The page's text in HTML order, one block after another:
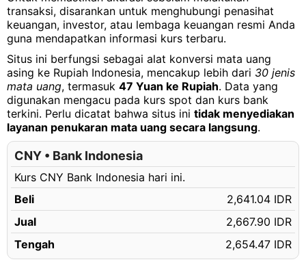
47.07 CNY
Rp124,854.12 IDR
47.08 CNY
Rp124,880.64 IDR
47.09 CNY
Rp124,907.17 IDR
47.10 CNY
Rp124,933.69 IDR
47.11 CNY
Rp124,960.22 IDR
47.12 CNY
Rp124,986.74 IDR
47.13 CNY
47.14 CNY
Rp125,039.79 IDR
47.15 CNY
Rp125,066.32 IDR
47.16 CNY
Rp125,092.84 IDR
47.17 CNY
Rp125,119.37 IDR
transaksi, disarankan untuk menghubungi penasihat
keuangan, investor, atau lembaga keuangan resmi Anda
guna mendapatkan informasi kurs terbaru.
Situs ini berfungsi sebagai alat konversi mata uang
asing ke Rupiah Indonesia, mencakup lebih dari 30 jenis
mata uang, termasuk 47 Yuan ke Rupiah. Data yang
digunakan mengacu pada kurs spot dan kurs bank
terkini. Perlu dicatat bahwa situs ini tidak menyediakan
layanan penukaran mata uang secara langsung.
CNY • Bank Indonesia
Kurs CNY Bank Indonesia hari ini.
Beli
2,641.04 IDR
Jual
2,667.90 IDR
Tengah
2,654.47 IDR